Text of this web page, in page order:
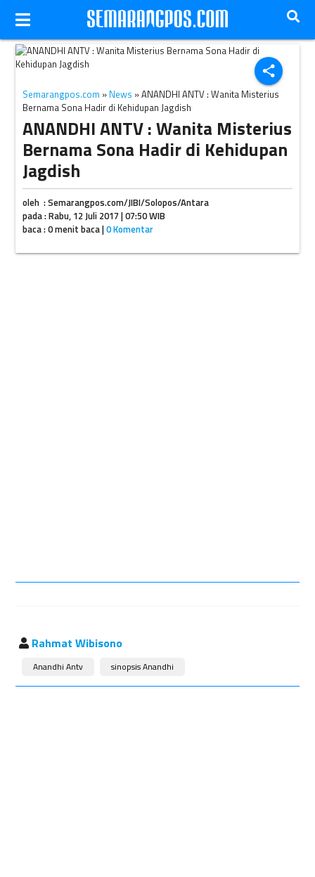
share
Sona dalam serial drama Anandhi Antv. (Colorstv.com)
Semarangpos.com » News » ANANDHI ANTV : Wanita Misterius
Bernama Sona Hadir di Kehidupan Jagdish
ANANDHI ANTV : Wanita Misterius
Bernama Sona Hadir di Kehidupan
Jagdish
oleh : Semarangpos.com/JIBI/Solopos/Antara
pada : Rabu, 12 Juli 2017 | 07:50 WIB
baca : 0 menit baca |0 Komentar
Rahmat Wibisono
Anandhi Antv sinopsis Anandhi